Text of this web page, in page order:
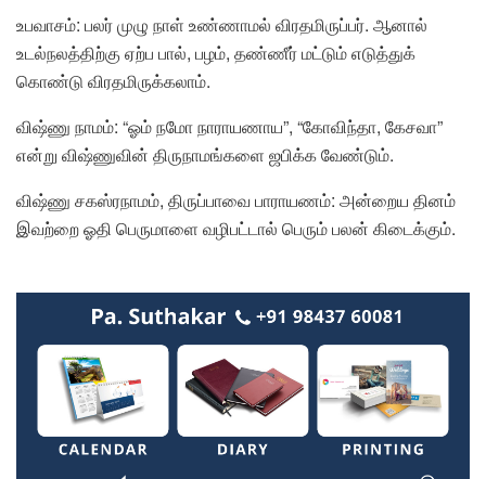
உபவாசம்: பலர் முழு நாள் உண்ணாமல் விரதமிருப்பர். ஆனால்
உடல்நலத்திற்கு ஏற்ப பால், பழம், தண்ணீர் மட்டும் எடுத்துக்
கொண்டு விரதமிருக்கலாம்.
விஷ்ணு நாமம்: “ஓம் நமோ நாராயணாய”, “கோவிந்தா, கேசவா”
என்று விஷ்ணுவின் திருநாமங்களை ஜபிக்க வேண்டும்.
விஷ்ணு சகஸ்ரநாமம், திருப்பாவை பாராயணம்: அன்றைய தினம்
இவற்றை ஓதி பெருமாளை வழிபட்டால் பெரும் பலன் கிடைக்கும்.